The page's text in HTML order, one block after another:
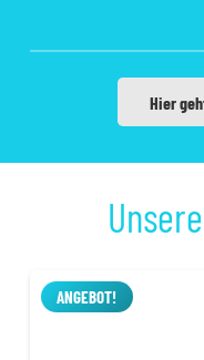
Hier
ANGEBOT!